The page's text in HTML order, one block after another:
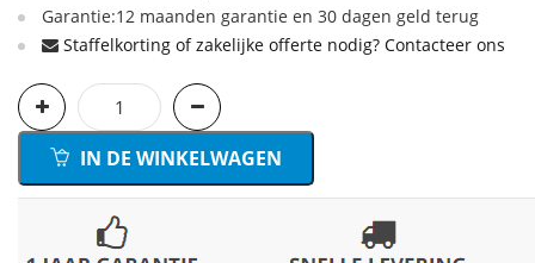
Garantie:12 maanden garantie en 30 dagen geld terug
Staffelkorting of zakelijke offerte nodig? Contacteer ons
IN DE WINKELWAGEN